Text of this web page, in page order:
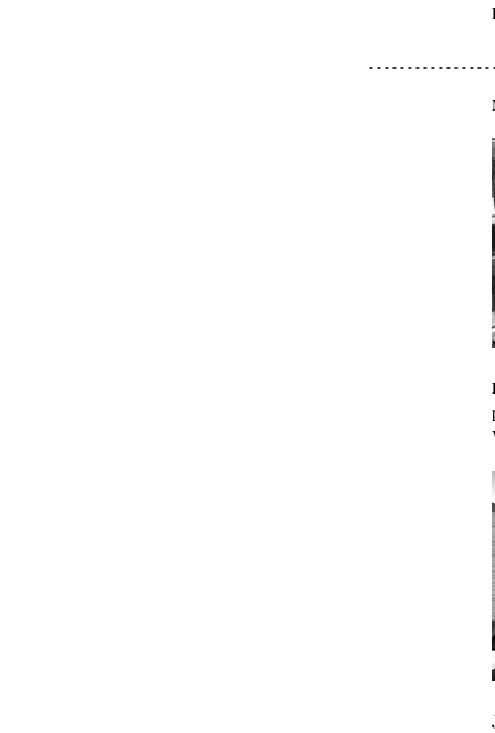
- - - - - - - - - - - - - - - -